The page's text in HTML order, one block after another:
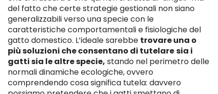
del fatto che certe strategie gestionali non siano
generalizzabili verso una specie con le
caratteristiche comportamentali e fisiologiche del
gatto domestico. L’ideale sarebbe trovare una o
più soluzioni che consentano di tutelaresia i
gatti sia le altre specie, stando nel perimetro delle
normali dinamiche ecologiche, ovvero
comprendendo cosa significa tutela: davvero